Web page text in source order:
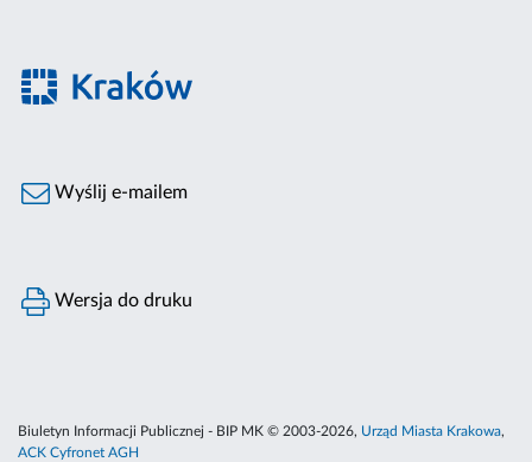
Wyślij e-mailem
Wersja do druku
Biuletyn Informacji Publicznej - BIP MK © 2003-2026, Urząd Miasta Krakowa,
ACK Cyfronet AGH